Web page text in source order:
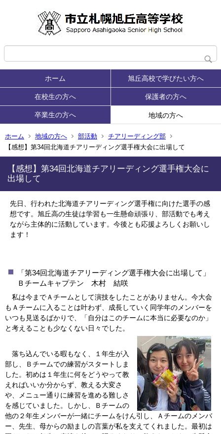
ホーム 旭丘高校で学びたい方へ
在校生の方へ 保護者の方へ
卒業生の方へ 地域の方へ
ホーム 地域の方へ 部活動
チアリーディング部
【感想】第34回北海道チアリーディング選手権大会に出場して
【感想】第34回北海道チアリーディング選手権大会に
出場して
先日、行われた北海道チアリーディング選手権に向けた選手の感
想です。旭丘高の生徒は学習も一生懸命頑張り、部活動でも考え
ながら主体的に活動しています。今後とも応援よろしくお願いし
ます！
「第34回北海道チアリーディング選手権大会に出場して」
Ｂチームキャプテン 木村 結咲
私は今までＡチームとして演技をしたことがありません。今大会
もＡチームに入ることは叶わず、成長していく同学年のメンバーを
いつも見送るばかりで、「自分はこのチームに本当に必要なのか」
と考えることも少なくない日々でした。
落ち込んでいる暇もなく、１年生が入
部し、Ｂチームでの練習がスタートしま
した。初めは１年生に何をどうやって教
えればいいか分からず、教える大変さ
や、メニュー通りに練習を進める難しさ
を感じていました。しかし、Ｂチームの
他の２年生メンバーが一緒にチームをけん引し、Ａチームのメンバ
ー、先生、母からの励ましの言葉が私を支えてくれました。最初は